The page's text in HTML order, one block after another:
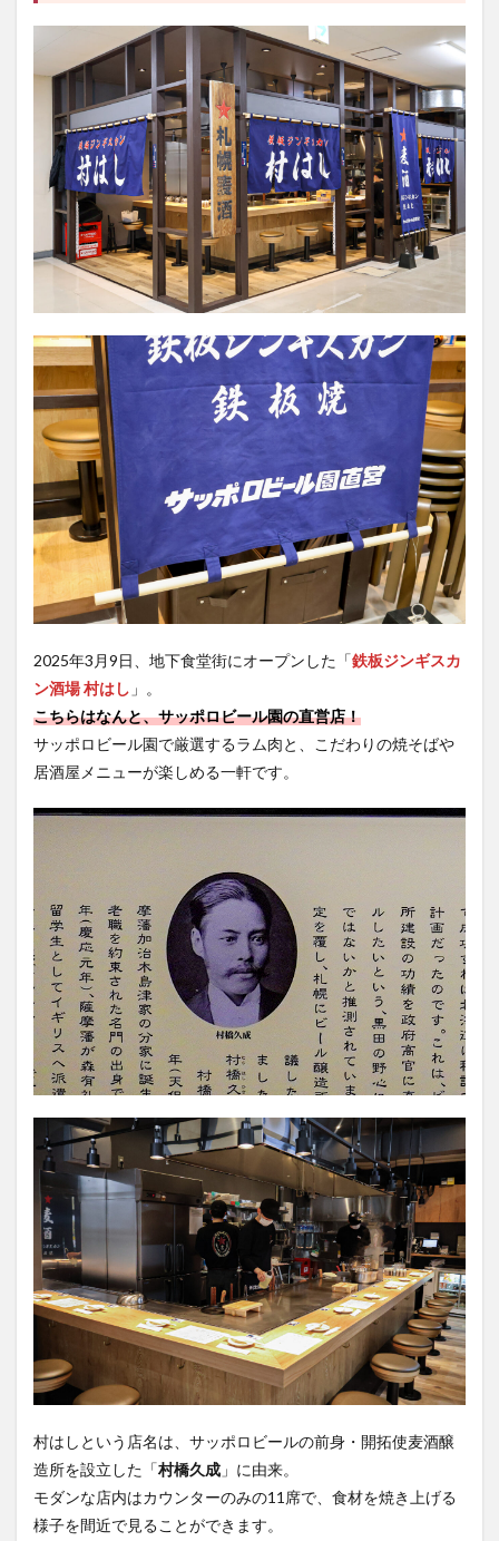
2025年3月9日、地下食堂街にオープンした「鉄板ジンギスカ
ン酒場 村はし 」。
こちらはなんと、サッポロビール園の直営店！
サッポロビール園で厳選するラム肉と、こだわりの焼そばや
居酒屋メニューが楽しめる一軒です。
村はしという店名は、サッポロビールの前身・開拓使麦酒醸
造所を設立した「村橋久成 」に由来。
モダンな店内はカウンターのみの11席で、食材を焼き上げる
様子を間近で見ることができます。